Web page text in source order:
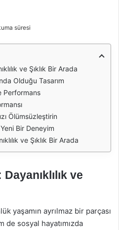
süresi
ve Şıklık Bir Arada
Olduğu Tasarım
Performans
Ölümsüzleştirin
Bir Deneyim
ve Şıklık Bir Arada
ve
yaşamın ayrılmaz bir parçası
de sosyal hayatımızda